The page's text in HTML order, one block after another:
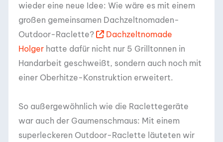
wieder eine neue Idee: Wie wäre es mit einem
großen gemeinsamen Dachzeltnomaden-
Outdoor-Raclette?
Dachzeltnomade
Holger hatte dafür nicht nur 5 Grilltonnen in
Handarbeit geschweißt, sondern auch noch mit
einer Oberhitze-Konstruktion erweitert.
So außergewöhnlich wie die Raclettegeräte
war auch der Gaumenschmaus: Mit einem
superleckeren Outdoor-Raclette läuteten wir